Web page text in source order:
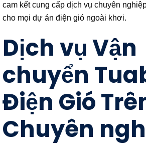
cam kết cung cấp dịch vụ chuyên
cho mọi dự án điện gió ngoài khơi.
Dịch vụ Vận
chuyển
Điện Gió
Chuyên